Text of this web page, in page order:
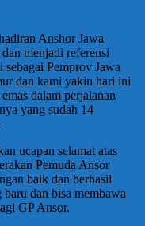
Anshor Jawa
menjadi referensi
Pemprov Jawa
dan kami yakin hari ini
dalam perjalanan
yang sudah 14
ucapan selamat atas
Pemuda Ansor
baik dan berhasil
dan bisa membawa
GP Ansor.